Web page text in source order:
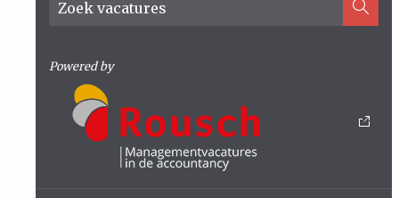
Powered by